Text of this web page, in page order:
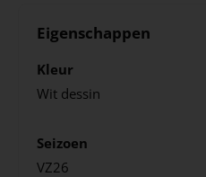
Eigenschappen
Kleur
Wit dessin
Seizoen
VZ26